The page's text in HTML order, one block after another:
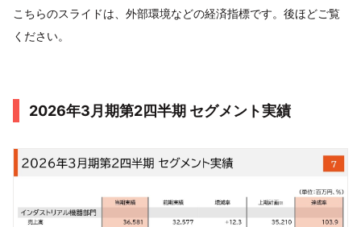
こちらのスライドは、外部環境などの経済指標です。後ほどご覧
ください。
2026年3月期第2四半期 セグメント実績